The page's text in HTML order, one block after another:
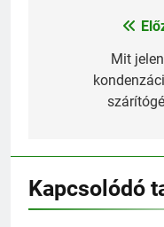
Bejegyzés
navigáció
Mit
Kapcsolódó